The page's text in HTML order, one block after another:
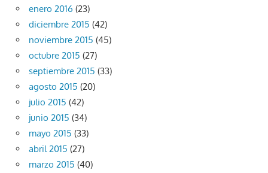
enero 2016 (23)
diciembre 2015 (42)
noviembre 2015 (45)
octubre 2015 (27)
septiembre 2015 (33)
agosto 2015 (20)
julio 2015 (42)
junio 2015 (34)
mayo 2015 (33)
abril 2015 (27)
marzo 2015 (40)